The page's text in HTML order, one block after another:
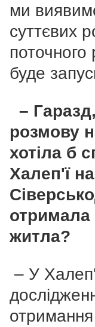
ми
суттєвих
буде
–
розмову
хотіла б
Халеп'ї
отримала
житла?
– У
отримання